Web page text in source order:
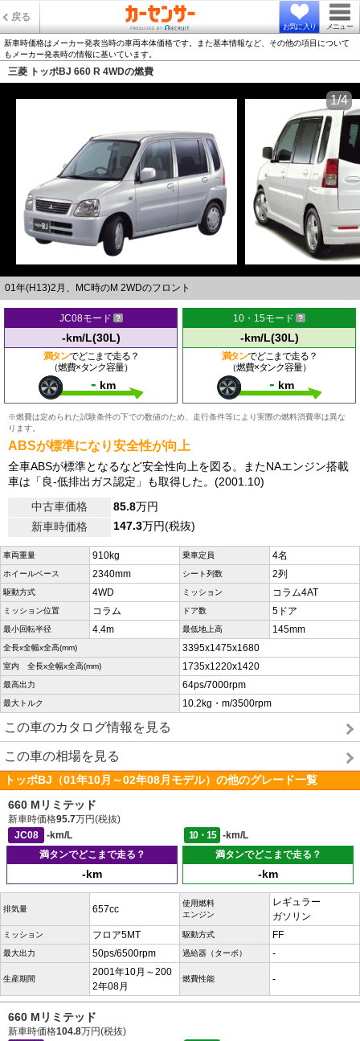
戻る
お気に入り メニュー
新車時価格はメーカー発表当時の車両本体価格です。また基本情報など、その他の項目について
もメーカー発表時の情報に基いています。
三菱 トッポBJ 660 R 4WDの燃費
01年(H13)2月、MC時のM 2WDのフロント
1/4
JC08モード
-km/L(30L)
満タンでどこまで走る？
（燃費×タンク容量）
- km
10・15モード
-km/L(30L)
満タンでどこまで走る？
（燃費×タンク容量）
- km
※燃費は定められた試験条件の下での数値のため、走行条件等により実際の燃料消費率は異な
ります。
ABSが標準になり安全性が向上
全車ABSが標準となるなど安全性向上を図る。またNAエンジン搭載
車は「良-低排出ガス認定」も取得した。(2001.10)
中古車価格
85.8万円
新車時価格
147.3万円(税抜)
車両重量 910kg 乗車定員 4名
ホイールベース 2340mm シート列数 2列
駆動方式 4WD ミッション コラム4AT
ミッション位置 コラム ドア数 5ドア
最小回転半径 4.4m 最低地上高 145mm
全長x全幅x全高(mm) 3395x1475x1680
室内 全長x全幅x全高(mm) 1735x1220x1420
最高出力 64ps/7000rpm
最大トルク 10.2kg・m/3500rpm
この車のカタログ情報を見る
この車の相場を見る
トッポBJ（01年10月～02年08月モデル）の他のグレード一覧
660 Mリミテッド
新車時価格95.7万円(税抜)
JC08
-km/L 10・15
-km/L
満タンでどこまで走る？
-km
満タンでどこまで走る？
-km
排気量 657cc
使用燃料
エンジン
レギュラー
ガソリン
ミッション フロア5MT 駆動方式 FF
最大出力 50ps/6500rpm 過給器（ターボ） -
生産期間
2001年10月～200
2年08月
燃費性能 -
660 Mリミテッド
新車時価格104.8万円(税抜)